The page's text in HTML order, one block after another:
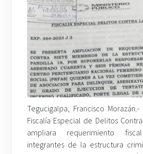
Tegucigalpa, Francisco
Fiscalía Especial de Delitos Contra
ampliara requerimiento
integrantes de la estructura